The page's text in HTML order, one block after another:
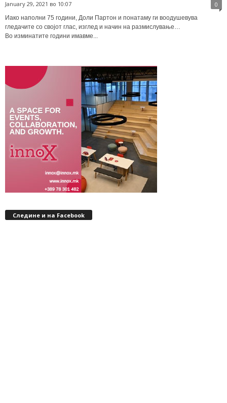
January 29, 2021 во 10:07 0
Иако наполни 75 години, Доли Партон и понатаму ги воодушевува
гледачите со својот глас, изглед и начин на размислување…
Во изминатите години имавме...
Следине и на Facebook